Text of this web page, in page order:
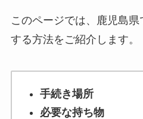
このページでは、鹿児島
する方法をご紹介します。
手続き場所
必要な持ち物